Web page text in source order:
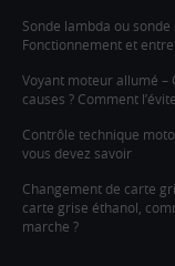
Sonde lambda ou sonde
Fonctionnement et
Voyant moteur allumé –
causes ? Comment
Contrôle technique
vous devez savoir
Changement de carte
carte grise éthanol,
marche ?